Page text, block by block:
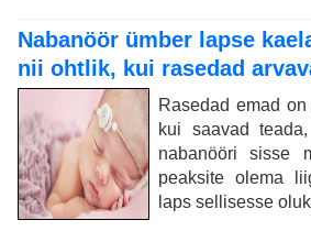
Nabanöör ümber lapse
nii ohtlik, kui rasedad
Rasedad emad
kui saavad
nabanööri sisse
peaksite olema
laps sellisesse